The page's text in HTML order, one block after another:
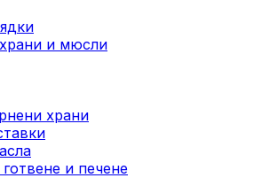
и мюсли
храни
и печене